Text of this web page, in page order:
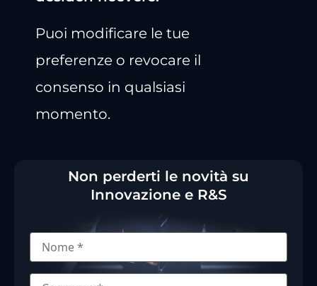
Puoi modificare le tue
preferenze o revocare il
consenso in qualsiasi
momento.
Non perderti le novità su
Innovazione e R&S